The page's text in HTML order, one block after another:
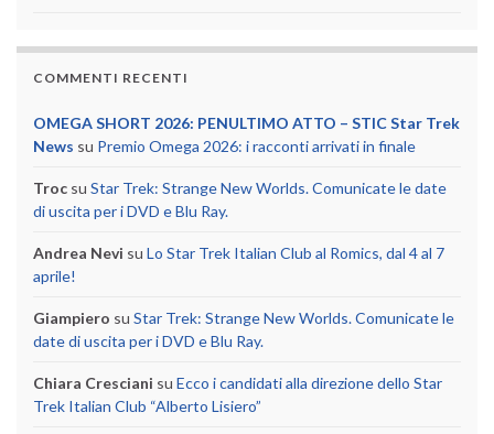
COMMENTI RECENTI
OMEGA SHORT 2026: PENULTIMO ATTO – STIC Star Trek
News su Premio Omega 2026: i racconti arrivati in finale
Troc su Star Trek: Strange New Worlds. Comunicate le date
di uscita per i DVD e Blu Ray.
Andrea Nevi su Lo Star Trek Italian Club al Romics, dal 4 al 7
aprile!
Giampiero su Star Trek: Strange New Worlds. Comunicate le
date di uscita per i DVD e Blu Ray.
Chiara Cresciani su Ecco i candidati alla direzione dello Star
Trek Italian Club “Alberto Lisiero”